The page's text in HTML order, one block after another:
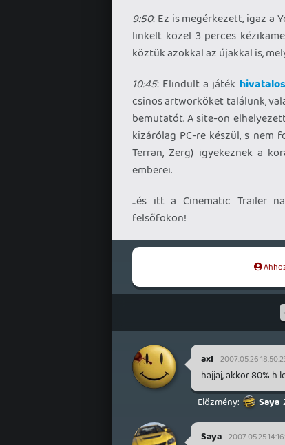
9:50: Ez is megérkezett, igaz a
linkelt közel 3 perces
köztük azokkal az újakkal is,
10:45: Elindult a játék
csinos artworköket találunk,
bemutatót. A site-on
kizárólag PC-re készül, s
Terran, Zerg) igyekeznek a
emberei.
...és itt a Cinematic Trailer
felsőfokon!
axl 2007.05.26
hajjaj, akkor 80% h
Saya
Saya 2007.05.25